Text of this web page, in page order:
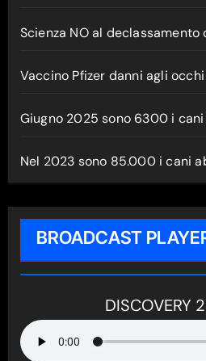
Scienza NO al declassamento
Vaccino Pfizer danni agli occhi
Giugno 2025 sono 6300 i
Nel 2023 sono 85.000 i cani
BROADCAST
DISCOVERY